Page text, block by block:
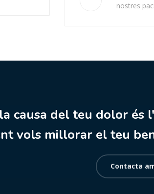
nostres
causa del teu dolor és
vols millorar el teu
Contacta